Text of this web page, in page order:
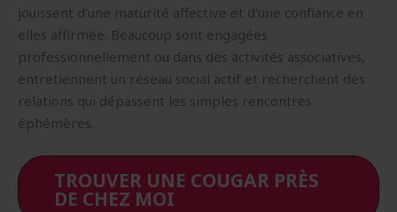
jouissent d’une maturité affective et d’une confiance en
elles affirmée. Beaucoup sont engagées
professionnellement ou dans des activités associatives,
entretiennent un réseau social actif et recherchent des
relations qui dépassent les simples rencontres
éphémères.
TROUVER UNE COUGAR PRÈS
DE CHEZ MOI